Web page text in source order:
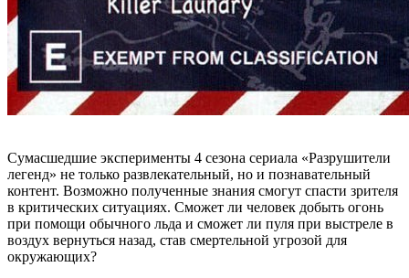
Сумасшедшие эксперименты 4 сезона сериала «Разрушители
легенд» не только развлекательный, но и познавательный
контент. Возможно полученные знания смогут спасти зрителя
в критических ситуациях. Сможет ли человек добыть огонь
при помощи обычного льда и сможет ли пуля при выстреле в
воздух вернуться назад, став смертельной угрозой для
окружающих?